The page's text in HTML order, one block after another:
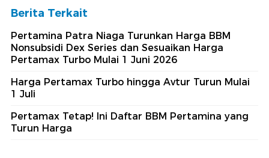
Berita Terkait
Pertamina Patra Niaga Turunkan Harga BBM
Nonsubsidi Dex Series dan Sesuaikan Harga
Pertamax Turbo Mulai 1 Juni 2026
Harga Pertamax Turbo hingga Avtur Turun Mulai
1 Juli
Pertamax Tetap! Ini Daftar BBM Pertamina yang
Turun Harga